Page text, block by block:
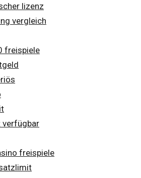
lizenz
vergleich
freispiele
verfügbar
freispiele